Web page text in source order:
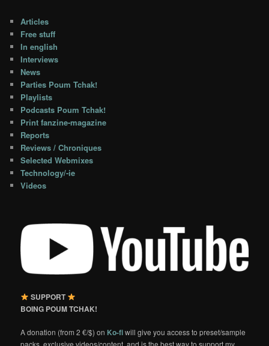
Articles
Free stuff
In english
Interviews
News
Parties Poum Tchak!
Playlists
Podcasts Poum Tchak!
Print fanzine-magazine
Reports
Reviews / Chroniques
Selected Webmixes
Technology/-ie
Videos
SUPPORT
BOING POUM TCHAK!
A donation (from 2 €/$) on Ko-fiwill give you access to preset/sample
packs, exclusive videos/content, and is the best way to support my